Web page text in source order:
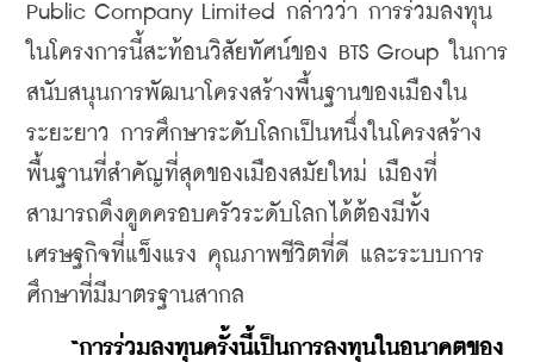
Public Company Limited กล่าวว่า การร่วมลงทุน
ในโครงการนี้สะท้อนวิสัยทัศน์ของ BTS Group ในการ
สนับสนุนการพัฒนาโครงสร้างพื้นฐานของเมืองใน
ระยะยาว การศึกษาระดับโลกเป็นหนึ่งในโครงสร้าง
พื้นฐานที่สำคัญที่สุดของเมืองสมัยใหม่ เมืองที่
สามารถดึงดูดครอบครัวระดับโลกได้ต้องมีทั้ง
เศรษฐกิจที่แข็งแรง คุณภาพชีวิตที่ดี และระบบการ
ศึกษาที่มีมาตรฐานสากล
“การร่วมลงทุนครั้งนี้เป็นการลงทุนในอนาคตของ